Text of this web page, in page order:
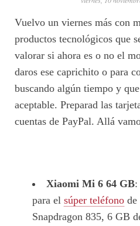
Vuelvo un viernes más con
productos tecnológicos que
valorar si ahora es o no el
daros ese caprichito o para
buscando algún tiempo y
aceptable. Preparad las
cuentas de PayPal. Allá
Xiaomi Mi 6 64 GB:
para el súper teléfono
Snapdragon 835, 6 GB